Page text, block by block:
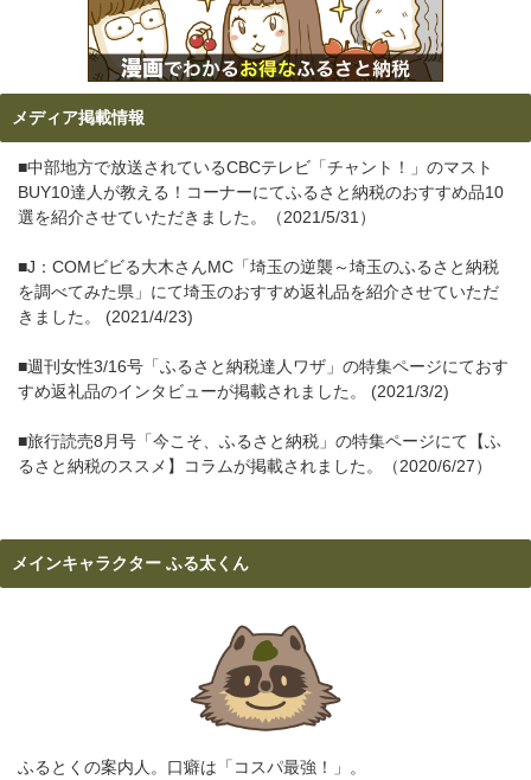
メディア掲載情報
■中部地方で放送されているCBCテレビ「チャント！」のマスト
BUY10達人が教える！コーナーにてふるさと納税のおすすめ品10
選を紹介させていただきました。（2021/5/31）
■J：COMビビる大木さんMC「埼玉の逆襲～埼玉のふるさと納税
を調べてみた県」にて埼玉のおすすめ返礼品を紹介させていただ
きました。 (2021/4/23)
■週刊女性3/16号「ふるさと納税達人ワザ」の特集ページにておす
すめ返礼品のインタビューが掲載されました。 (2021/3/2)
■旅行読売8月号「今こそ、ふるさと納税」の特集ページにて【ふ
るさと納税のススメ】コラムが掲載されました。（2020/6/27）
メインキャラクター ふる太くん
ふるとくの案内人。口癖は「コスパ最強！」。